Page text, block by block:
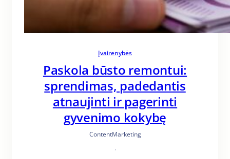
Įvairenybės
Paskola būsto remontui:
sprendimas, padedantis
atnaujinti ir pagerinti
gyvenimo kokybę
ContentMarketing
·